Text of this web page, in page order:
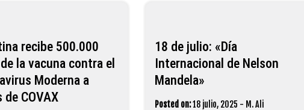
recibe 500.000
la vacuna contra el
Moderna a
de COVAX
18 de julio: «Día
Internacional de Nelson
Mandela»
Posted on:18 julio, 2025 - M. Ali